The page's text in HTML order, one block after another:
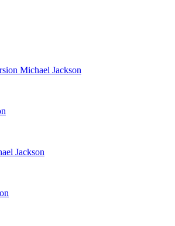
Michael Jackson
Jackson